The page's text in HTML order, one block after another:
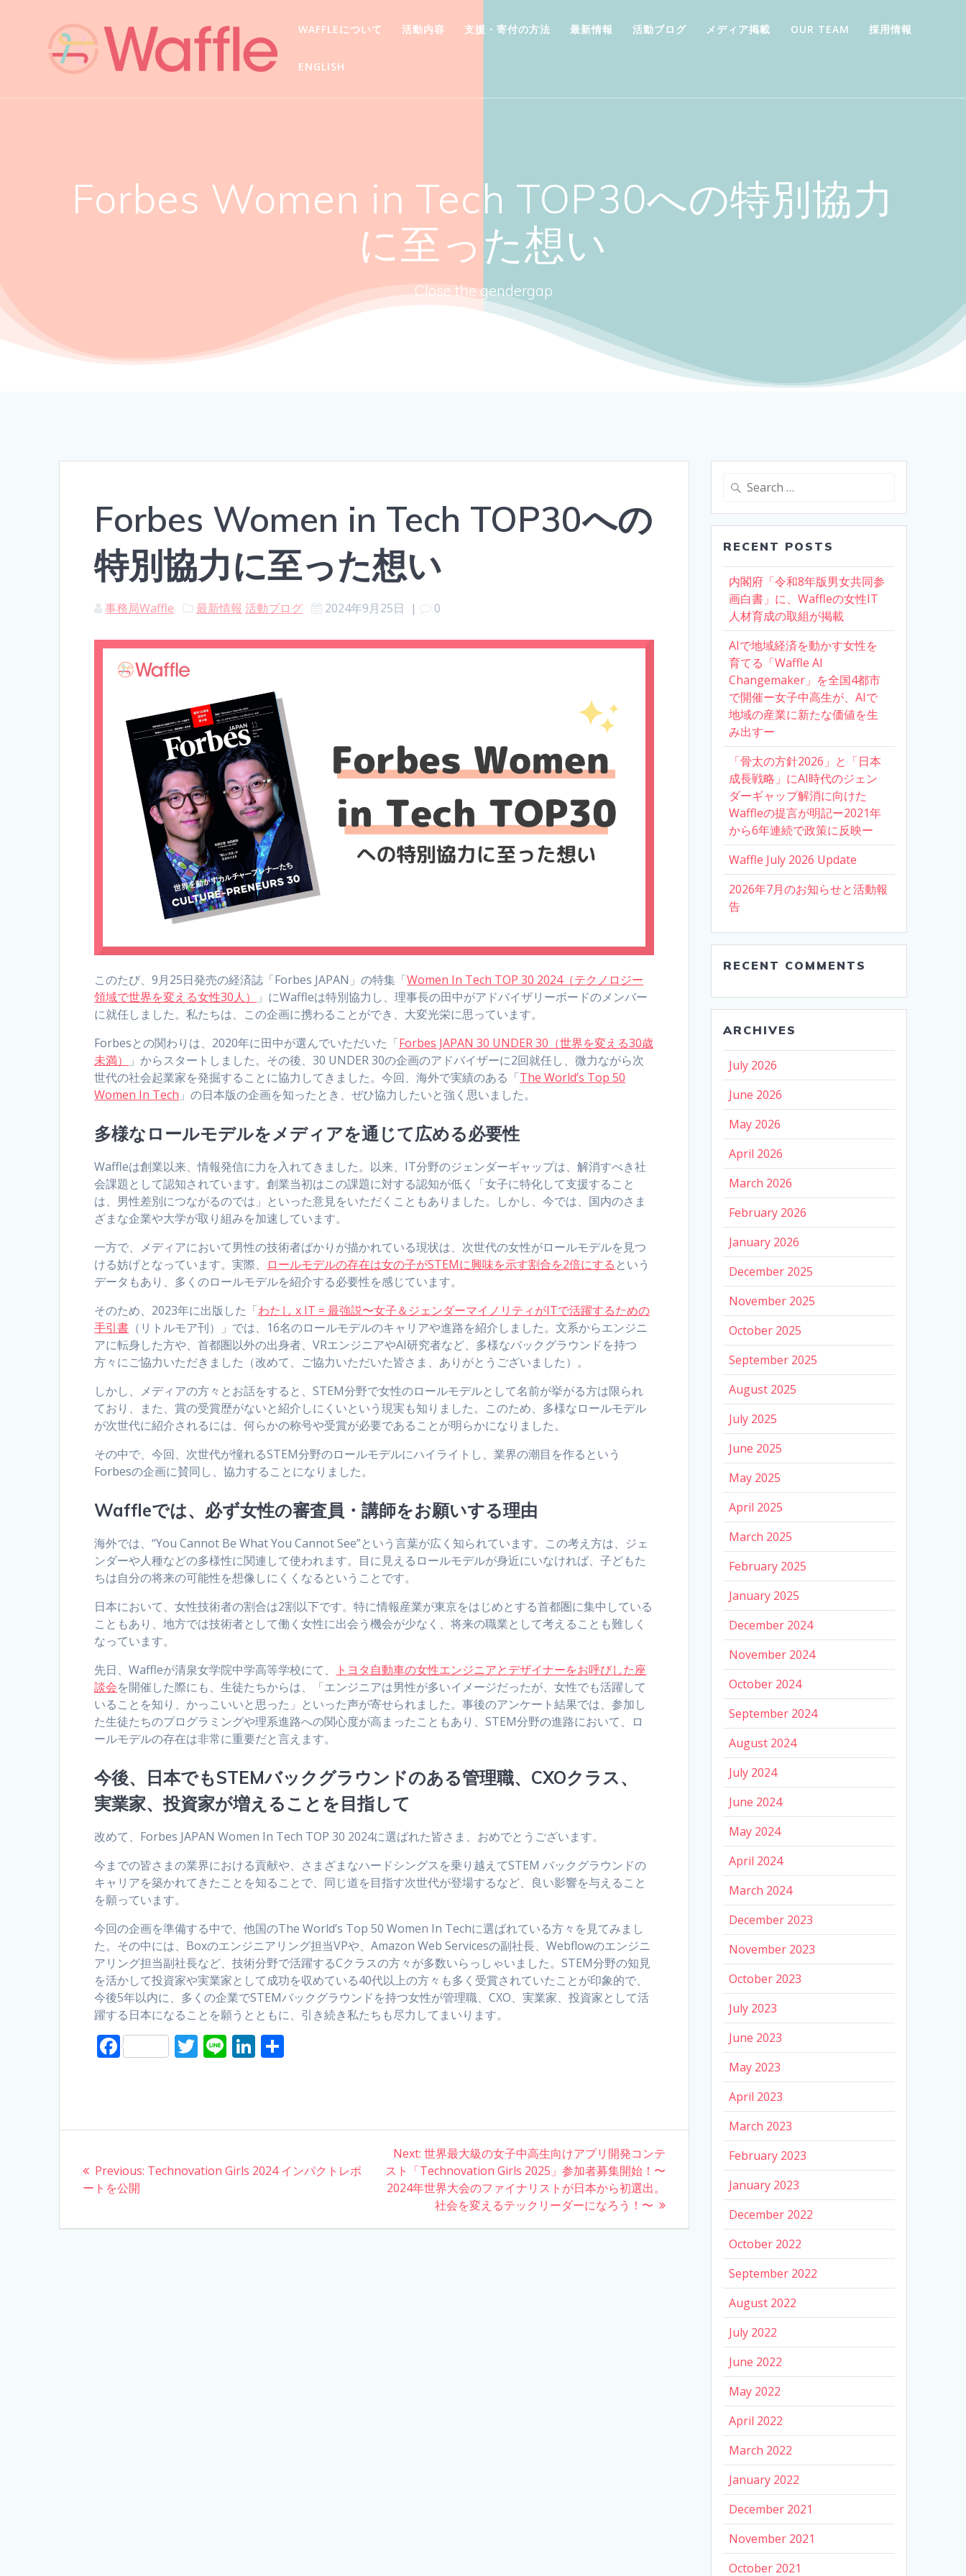
WAFFLEについて 活動内容 支援・寄付の方法 最新情報 活動ブログ メディア掲載 OUR TEAM 採用情報
ENGLISH
Forbes Women in Tech TOP30への特別協力
に至った想い
Close the gendergap
Forbes Women in Tech TOP30への
特別協力に至った想い
事務局Waffle 最新情報 活動ブログ 2024年9月25日 | 0
このたび、9月25日発売の経済誌「Forbes JAPAN」の特集「Women In Tech TOP 30 2024（テクノロジー
領域で世界を変える女性30人）
」にWaffleは特別協力し、理事長の田中がアドバイザリーボードのメンバー
に就任しました。私たちは、この企画に携わることができ、大変光栄に思っています。
Forbesとの関わりは、2020年に田中が選んでいただいた「Forbes JAPAN 30 UNDER 30（世界を変える30歳
未満）
」からスタートしました。その後、30 UNDER 30の企画のアドバイザーに2回就任し、微力ながら次
世代の社会起業家を発掘することに協力してきました。今回、海外で実績のある「The World’s Top 50
Women In Tech 」の日本版の企画を知ったとき、ぜひ協力したいと強く思いました。
多様なロールモデルをメディアを通じて広める必要性
Waffleは創業以来、情報発信に力を入れてきました。以来、IT分野のジェンダーギャップは、解消すべき社
会課題として認知されています。創業当初はこの課題に対する認知が低く「女子に特化して支援すること
は、男性差別につながるのでは」といった意見をいただくこともありました。しかし、今では、国内のさま
ざまな企業や大学が取り組みを加速しています。
一方で、メディアにおいて男性の技術者ばかりが描かれている現状は、次世代の女性がロールモデルを見つ
ける妨げとなっています。実際、
ロールモデルの存在は女の子がSTEMに興味を示す割合を2倍にする という
データもあり、多くのロールモデルを紹介する必要性を感じています。
そのため、2023年に出版した「わたし x IT = 最強説〜女子＆ジェンダーマイノリティがITで活躍するための
手引書 （リトルモア刊）」では、16名のロールモデルのキャリアや進路を紹介しました。文系からエンジニ
アに転身した方や、首都圏以外の出身者、VRエンジニアやAI研究者など、多様なバックグラウンドを持つ
方々にご協力いただきました（改めて、ご協力いただいた皆さま、ありがとうございました）。
しかし、メディアの方々とお話をすると、STEM分野で女性のロールモデルとして名前が挙がる方は限られ
ており、また、賞の受賞歴がないと紹介しにくいという現実も知りました。このため、多様なロールモデル
が次世代に紹介されるには、何らかの称号や受賞が必要であることが明らかになりました。
その中で、今回、次世代が憧れるSTEM分野のロールモデルにハイライトし、業界の潮目を作るという
Forbesの企画に賛同し、協力することになりました。
Waffleでは、必ず女性の審査員・講師をお願いする理由
海外では、“You Cannot Be What You Cannot See”という言葉が広く知られています。この考え方は、ジェ
ンダーや人種などの多様性に関連して使われます。目に見えるロールモデルが身近にいなければ、子どもた
ちは自分の将来の可能性を想像しにくくなるということです。
日本において、女性技術者の割合は2割以下です。特に情報産業が東京をはじめとする首都圏に集中している
こともあり、地方では技術者として働く女性に出会う機会が少なく、将来の職業として考えることも難しく
なっています。
先日、Waffleが清泉女学院中学高等学校にて、
トヨタ自動車の女性エンジニアとデザイナーをお呼びした座
談会を開催した際にも、生徒たちからは、「エンジニアは男性が多いイメージだったが、女性でも活躍して
いることを知り、かっこいいと思った」といった声が寄せられました。事後のアンケート結果では、参加し
た生徒たちのプログラミングや理系進路への関心度が高まったこともあり、STEM分野の進路において、ロ
ールモデルの存在は非常に重要だと言えます。
今後、日本でもSTEMバックグラウンドのある管理職、CXOクラス、
実業家、投資家が増えることを目指して
改めて、Forbes JAPAN Women In Tech TOP 30 2024に選ばれた皆さま、おめでとうございます。
今までの皆さまの業界における貢献や、さまざまなハードシングスを乗り越えてSTEM バックグラウンドの
キャリアを築かれてきたことを知ることで、同じ道を目指す次世代が登場するなど、良い影響を与えること
を願っています。
今回の企画を準備する中で、他国のThe World’s Top 50 Women In Techに選ばれている方々を見てみまし
た。その中には、Boxのエンジニアリング担当VPや、Amazon Web Servicesの副社長、Webflowのエンジニ
アリング担当副社長など、技術分野で活躍するCクラスの方々が多数いらっしゃいました。STEM分野の知見
を活かして投資家や実業家として成功を収めている40代以上の方々も多く受賞されていたことが印象的で、
今後5年以内に、多くの企業でSTEMバックグラウンドを持つ女性が管理職、CXO、実業家、投資家として活
躍する日本になることを願うとともに、引き続き私たちも尽力してまいります。
F
o
o
k
T Li Li
dI
n
navigation
Previous: Previous
Technovation Girls 2024 インパクトレポ
ートを公開
Next: Next
post:
世界最大級の女子中高生向けアプリ開発コンテ
スト「Technovation Girls 2025」参加者募集開始！〜
2024年世界大会のファイナリストが日本から初選出。
社会を変えるテックリーダーになろう！〜
Search
RECENT POSTS
内閣府「令和8年版男女共同参
画白書」に、Waffleの女性IT
人材育成の取組が掲載
AIで地域経済を動かす女性を
育てる「Waffle AI
Changemaker」を全国4都市
で開催ー女子中高生が、AIで
地域の産業に新たな価値を生
み出すー
「骨太の方針2026」と「日本
成長戦略」にAI時代のジェン
ダーギャップ解消に向けた
Waffleの提言が明記ー2021年
から6年連続で政策に反映ー
Waffle July 2026 Update
2026年7月のお知らせと活動報
告
RECENT COMMENTS
ARCHIVES
July 2026
June 2026
May 2026
April 2026
March 2026
February 2026
January 2026
December 2025
November 2025
October 2025
September 2025
August 2025
July 2025
June 2025
May 2025
April 2025
March 2025
February 2025
January 2025
December 2024
November 2024
October 2024
September 2024
August 2024
July 2024
June 2024
May 2024
April 2024
March 2024
December 2023
November 2023
October 2023
July 2023
June 2023
May 2023
April 2023
March 2023
February 2023
January 2023
December 2022
October 2022
September 2022
August 2022
July 2022
June 2022
May 2022
April 2022
March 2022
January 2022
December 2021
November 2021
October 2021